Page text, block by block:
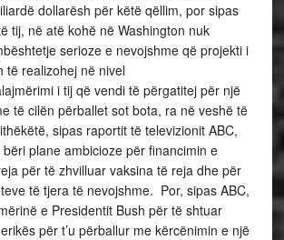
dollarësh për këtë qëllim, por sipas
tij, në atë kohë në Washington nuk
serioze e nevojshme që projekti i
të realizohej në nivel
i tij që vendi të përgatitej për një
të cilën përballet sot bota, ra në veshë të
sipas raportit të televizionit ABC,
plane ambicioze për financimin e
për të zhvilluar vaksina të reja dhe për
të tjera të nevojshme. Por, sipas ABC,
e Presidentit Bush për të shtuar
për t’u përballur me kërcënimin e një